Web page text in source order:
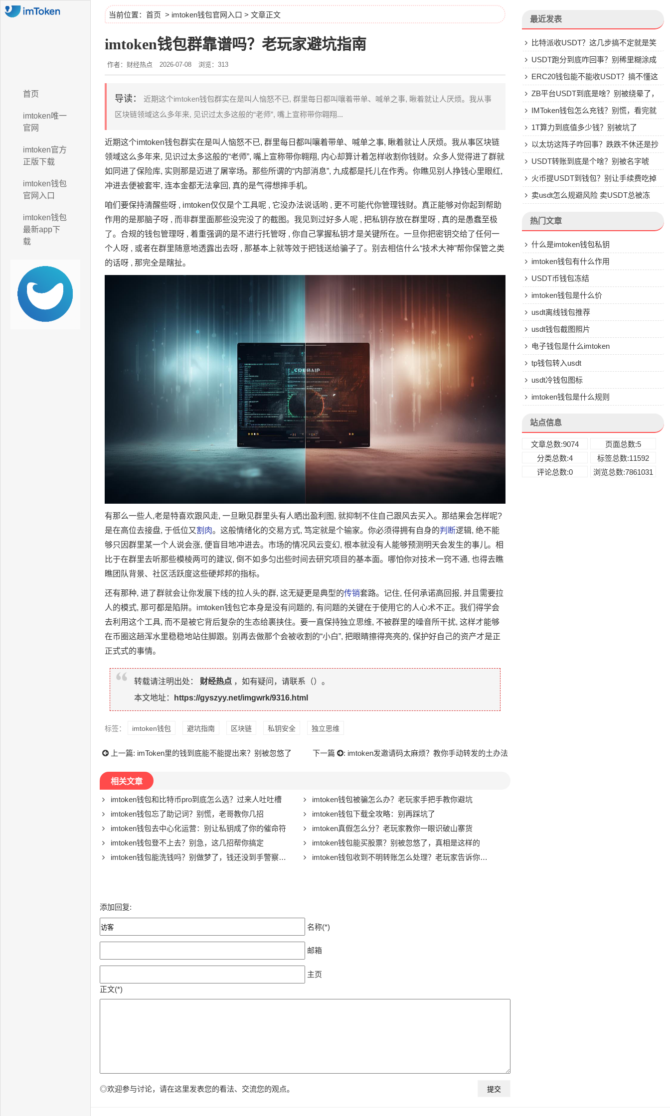
首页
imtoken唯一
官网
imtoken官方
正版下载
imtoken钱包
官网入口
imtoken钱包
最新app下
载
当前位置： 首页 > imtoken钱包官网入口 > 文章正文
imtoken钱包群靠谱吗？老玩家避坑指南
作者：财经热点 2026-07-08 浏览：313
导读：
近期这个imtoken钱包群实在是叫人恼怒不已, 群里每日都叫嚷着带单、喊单之事, 瞅着就让人厌烦。我从事
区块链领域这么多年来, 见识过太多这般的“老师”, 嘴上宣称带你翱翔...
近期这个imtoken钱包群实在是叫人恼怒不已, 群里每日都叫嚷着带单、喊单之事, 瞅着就让人厌烦。我从事区块链
领域这么多年来, 见识过太多这般的“老师”, 嘴上宣称带你翱翔, 内心却算计着怎样收割你钱财。众多人觉得进了群就
如同进了保险库, 实则那是迈进了屠宰场。那些所谓的“内部消息”, 九成都是托儿在作秀。你瞧见别人挣钱心里眼红,
冲进去便被套牢, 连本金都无法拿回, 真的是气得想摔手机。
咱们要保持清醒些呀 , imtoken仅仅是个工具呢 , 它没办法说话哟 , 更不可能代你管理钱财。真正能够对你起到帮助
作用的是那脑子呀 , 而非群里面那些没完没了的截图。我见到过好多人呢 , 把私钥存放在群里呀 , 真的是愚蠢至极
了。合规的钱包管理呀 , 着重强调的是不进行托管呀 , 你自己掌握私钥才是关键所在。一旦你把密钥交给了任何一
个人呀 , 或者在群里随意地透露出去呀 , 那基本上就等效于把钱送给骗子了。别去相信什么“技术大神”帮你保管之类
的话呀 , 那完全是瞎扯。
有那么一些人,老是特喜欢跟风走, 一旦瞅见群里头有人晒出盈利图, 就抑制不住自己跟风去买入。那结果会怎样呢?
是在高位去接盘, 于低位又割肉。这般情绪化的交易方式, 笃定就是个输家。你必须得拥有自身的判断逻辑, 绝不能
够只因群里某一个人说会涨, 便盲目地冲进去。市场的情况风云变幻, 根本就没有人能够预测明天会发生的事儿。相
比于在群里去听那些模棱两可的建议, 倒不如多匀出些时间去研究项目的基本面。哪怕你对技术一窍不通, 也得去瞧
瞧团队背景、社区活跃度这些硬邦邦的指标。
还有那种, 进了群就会让你发展下线的拉人头的群, 这无疑更是典型的传销套路。记住, 任何承诺高回报, 并且需要拉
人的模式, 那可都是陷阱。imtoken钱包它本身是没有问题的, 有问题的关键在于使用它的人心术不正。我们得学会
去利用这个工具, 而不是被它背后复杂的生态给裹挟住。要一直保持独立思维, 不被群里的噪音所干扰, 这样才能够
在币圈这趟浑水里稳稳地站住脚跟。别再去做那个会被收割的“小白”, 把眼睛擦得亮亮的, 保护好自己的资产才是正
正式式的事情。
转载请注明出处： 财经热点 ，如有疑问，请联系（）。
本文地址：
https://gyszyy.net/imgwrk/9316.html
标签： imtoken钱包 避坑指南 区块链 私钥安全 独立思维
上一篇: imToken里的钱到底能不能提出来？别被忽悠了 下一篇 : imtoken发邀请码太麻烦？教你手动转发的土办法
相关文章
imtoken钱包和比特币pro到底怎么选？过来人吐吐槽
imtoken钱包被骗怎么办？老玩家手把手教你避坑
imtoken钱包忘了助记词？别慌，老哥教你几招
imtoken钱包下载全攻略：别再踩坑了
imtoken钱包去中心化运营：别让私钥成了你的催命符
imtoken真假怎么分？老玩家教你一眼识破山寨货
imtoken钱包登不上去？别急，这几招帮你搞定
imtoken钱包能买股票？别被忽悠了，真相是这样的
imtoken钱包能洗钱吗？别做梦了，钱还没到手警察就上门了
imtoken钱包收到不明转账怎么处理？老玩家告诉你别贪小便宜
添加回复:
名称(*)
邮箱
主页
正文(*)
◎欢迎参与讨论，请在这里发表您的看法、交流您的观点。
最近发表
比特派收USDT？这几步搞不定就是笑
话USDT跑分到底咋回事？别稀里糊涂成
了帮凶
ERC20钱包能不能收USDT？搞不懂这
些别乱转
ZB平台USDT到底是啥？别被绕晕了，
说点大实话
IMToken钱包怎么充钱？别慌，看完就
会1T算力到底值多少钱？别被坑了
以太坊这阵子咋回事？跌跌不休还是抄
底机会？
USDT转账到底是个啥？别被名字唬
住，一文说透
火币提USDT到钱包？别让手续费吃掉
你的钱
卖usdt怎么规避风险 卖USDT总被冻
热门文章
什么是imtoken钱包私钥
imtoken钱包有什么作用
USDT币钱包冻结
imtoken钱包是什么价
usdt离线钱包推荐
usdt钱包截图照片
电子钱包是什么imtoken
tp钱包转入usdt
usdt冷钱包图标
imtoken钱包是什么规则
站点信息
文章总数:9074
页面总数:5
分类总数:4
标签总数:11592
评论总数:0
浏览总数:7861031